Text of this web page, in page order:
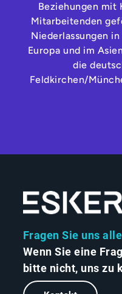
Beziehungen mit
Mitarbeitenden
Niederlassungen
Europa und im
die
Feldkirchen/
Fragen Sie uns
Wenn Sie eine
bitte nicht, uns zu